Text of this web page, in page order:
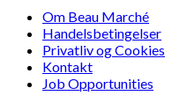
Om Beau Marché
Handelsbetingelser
Privatliv og Cookies
Kontakt
Job Opportunities